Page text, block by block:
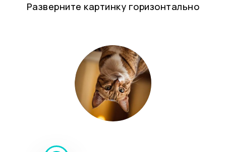
Разверните картинку горизонтально